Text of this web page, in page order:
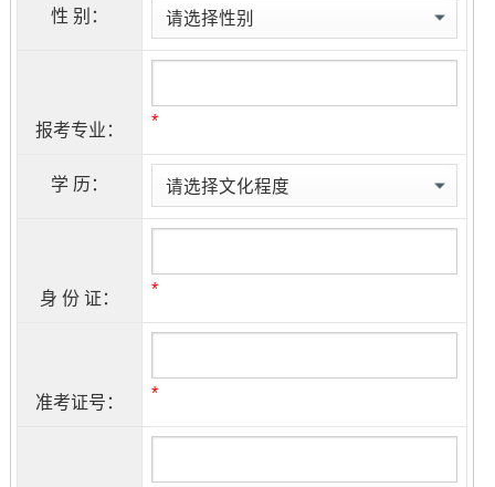
性 别：
报考专业： *
学 历：
身 份 证： *
准考证号： *